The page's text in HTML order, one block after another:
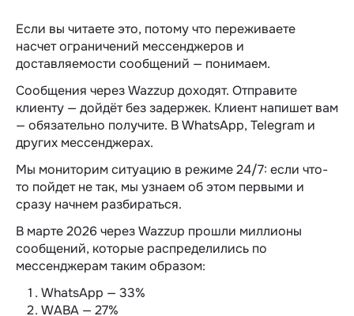
Если вы читаете это, потому что переживаете
насчет ограничений мессенджеров и
доставляемости сообщений — понимаем.
Сообщения через Wazzup доходят. Отправите
клиенту — дойдёт без задержек. Клиент напишет вам
— обязательно получите. В WhatsApp, Telegram и
других мессенджерах.
Мы мониторим ситуацию в режиме 24/7: если что-
то пойдет не так, мы узнаем об этом первыми и
сразу начнем разбираться.
В марте 2026 через Wazzup прошли миллионы
сообщений, которые распределились по
мессенджерам таким образом:
WhatsApp — 33%
WABA — 27%